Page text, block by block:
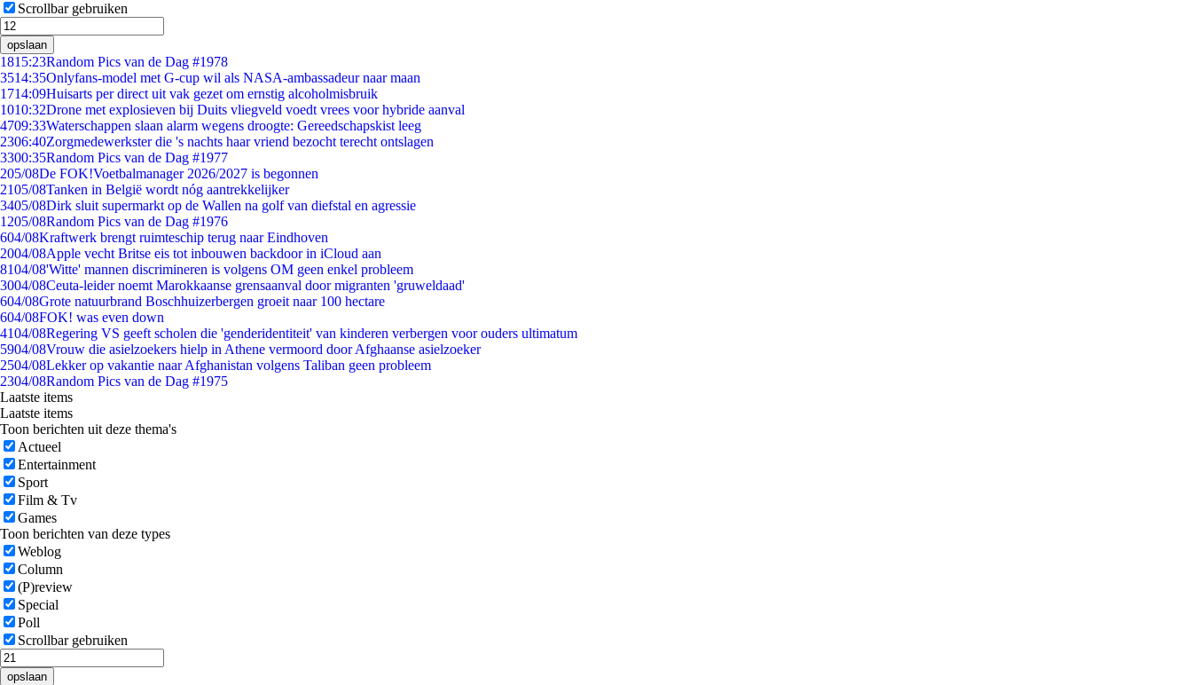
Scrollbar gebruiken
opslaan
1815:23Random Pics van de Dag #1978
3514:35Onlyfans-model met G-cup wil als NASA-ambassadeur naar maan
1714:09Huisarts per direct uit vak gezet om ernstig alcoholmisbruik
1010:32Drone met explosieven bij Duits vliegveld voedt vrees voor hybride aanval
4709:33Waterschappen slaan alarm wegens droogte: Gereedschapskist leeg
2306:40Zorgmedewerkster die 's nachts haar vriend bezocht terecht ontslagen
3300:35Random Pics van de Dag #1977
205/08De FOK!Voetbalmanager 2026/2027 is begonnen
2105/08Tanken in België wordt nóg aantrekkelijker
3405/08Dirk sluit supermarkt op de Wallen na golf van diefstal en agressie
1205/08Random Pics van de Dag #1976
604/08Kraftwerk brengt ruimteschip terug naar Eindhoven
2004/08Apple vecht Britse eis tot inbouwen backdoor in iCloud aan
8104/08'Witte' mannen discrimineren is volgens OM geen enkel probleem
3004/08Ceuta-leider noemt Marokkaanse grensaanval door migranten 'gruweldaad'
604/08Grote natuurbrand Boschhuizerbergen groeit naar 100 hectare
604/08FOK! was even down
4104/08Regering VS geeft scholen die 'genderidentiteit' van kinderen verbergen voor ouders ultimatum
5904/08Vrouw die asielzoekers hielp in Athene vermoord door Afghaanse asielzoeker
2504/08Lekker op vakantie naar Afghanistan volgens Taliban geen probleem
2304/08Random Pics van de Dag #1975
Laatste items
Laatste items
Toon berichten uit deze thema's
Actueel
Entertainment
Sport
Film & Tv
Games
Toon berichten van deze types
Weblog
Column
(P)review
Special
Poll
Scrollbar gebruiken
opslaan